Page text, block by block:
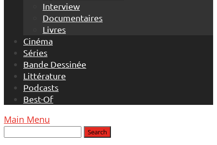
Interview
Documentaires
Livres
Cinéma
Séries
Bande Dessinée
Littérature
Podcasts
Best-Of
Main Menu